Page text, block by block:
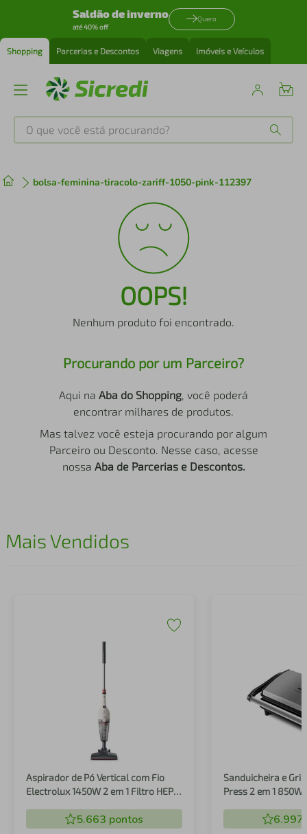
Saldão de inverno
até 40% off
Quero
Shopping Parcerias e Descontos Viagens Imóveis e Veículos
O que você está procurando?
bolsa-feminina-tiracolo-zariff-1050-pink-112397
OOPS!
Nenhum produto foi encontrado.
Procurando por um Parceiro?
Aqui na Aba do Shopping, você poderá
encontrar milhares de produtos.
Mas talvez você esteja procurando por algum
Parceiro ou Desconto. Nesse caso, acesse
nossa Aba de Parcerias e Descontos.
Mais Vendidos
Aspirador de Pó Vertical com Fio
Electrolux 1450W 2 em 1 Filtro HEPA
5.663 pontos
Sanduicheira e
Press 2 em 1 850W
6.997